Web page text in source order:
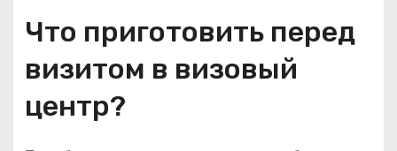
Что приготовить перед
визитом в визовый
центр?